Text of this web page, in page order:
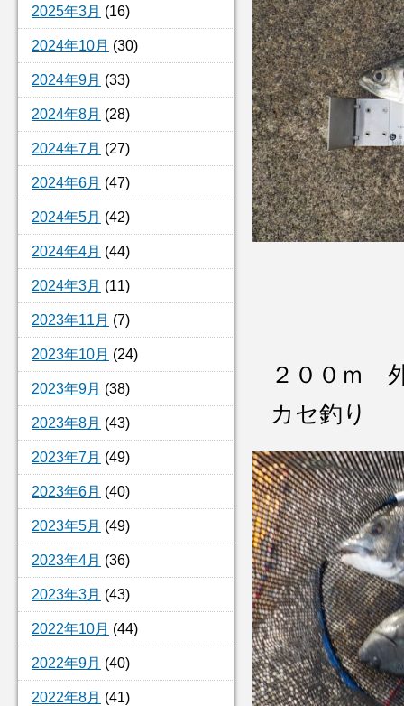
2025年3月 (16)
2024年10月 (30)
2024年9月 (33)
2024年8月 (28)
2024年7月 (27)
2024年6月 (47)
2024年5月 (42)
2024年4月 (44)
2024年3月 (11)
2023年11月 (7)
2023年10月 (24)
2023年9月 (38)
2023年8月 (43)
2023年7月 (49)
2023年6月 (40)
2023年5月 (49)
2023年4月 (36)
2023年3月 (43)
2022年10月 (44)
2022年9月 (40)
2022年8月 (41)
２００ｍ
カセ釣り